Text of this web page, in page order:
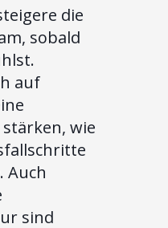
die
sobald
auf
wie
Auch
sind